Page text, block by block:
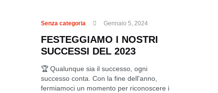
Senza categoria Gennaio 5, 2024
FESTEGGIAMO I NOSTRI
SUCCESSI DEL 2023
🏆 Qualunque sia il successo, ogni
successo conta. Con la fine dell'anno,
fermiamoci un momento per riconoscere i